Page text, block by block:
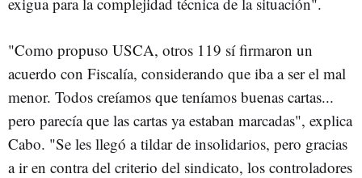
"Como propuso USCA, otros 119 sí firmaron un
acuerdo con Fiscalía, considerando que iba a ser el mal
menor. Todos creíamos que teníamos buenas cartas...
pero parecía que las cartas ya estaban marcadas", explica
Cabo. "Se les llegó a tildar de insolidarios, pero gracias
a ir en contra del criterio del sindicato, los controladores